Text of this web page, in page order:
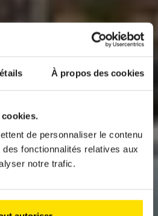
À propos des cookies
de personnaliser le contenu
fonctionnalités relatives aux
notre trafic.
News
TWIST